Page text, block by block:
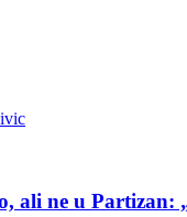
ali ne u Partizan: